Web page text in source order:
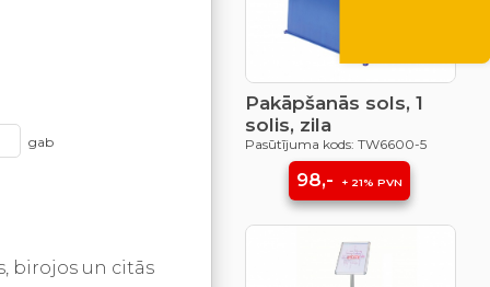
gab
birojos un citās
Pakāpšanās sols, 1
solis, zila
Pasūtījuma kods: TW6600-5
98,- + 21% PVN